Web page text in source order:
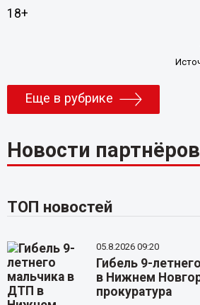
18+
Еще в рубрике
Новости партнёров
ТОП новостей
05.8.2026 09:20
Гибель 9-
в Нижнем
прокуратура